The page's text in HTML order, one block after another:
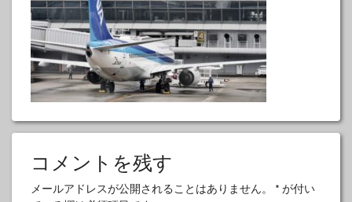
コメントを残す
メールアドレスが公開されることはありません。 * が付い